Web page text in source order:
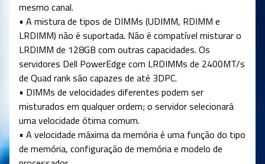
mesmo canal.
• A mistura de tipos de DIMMs (UDIMM, RDIMM e
LRDIMM) não é suportada. Não é compatível misturar o
LRDIMM de 128GB com outras capacidades. Os
servidores Dell PowerEdge com LRDIMMs de 2400MT/s
de Quad rank são capazes de até 3DPC.
• DIMMs de velocidades diferentes podem ser
misturados em qualquer ordem; o servidor selecionará
uma velocidade ótima comum.
• A velocidade máxima da memória é uma função do tipo
de memória, configuração de memória e modelo de